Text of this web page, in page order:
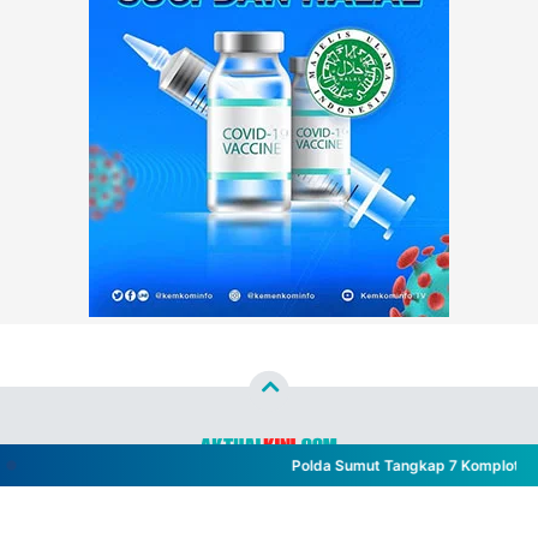
Polda Sumut Tangkap 7 Komplotan
Copyright ©2026aktualkini.com™- All Rights Reserved